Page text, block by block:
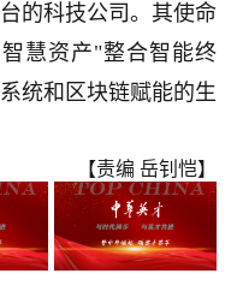
的科技公司。其使命
慧资产"整合智能终
统和区块链赋能的生
【责编 岳钊恺】